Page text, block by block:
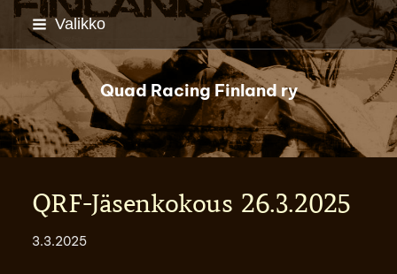
Siirry
sivun
sisältöön
Valikko
Quad Racing Finland ry
QRF-Jäsenkokous 26.3.2025
3.3.2025